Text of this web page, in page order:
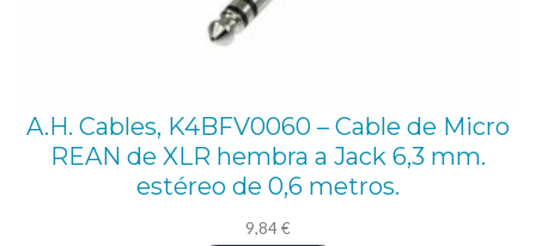
A.H. Cables, K4BFV0060 – Cable de Micro
REAN de XLR hembra a Jack 6,3 mm.
estéreo de 0,6 metros.
9,84€